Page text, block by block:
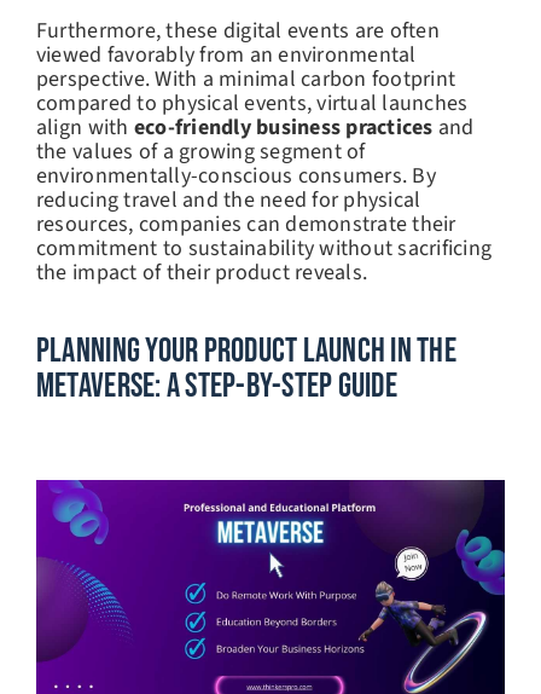
Furthermore, these digital events are often
viewed favorably from an environmental
perspective. With a minimal carbon footprint
compared to physical events, virtual launches
align with eco-friendly business practices and
the values of a growing segment of
environmentally-conscious consumers. By
reducing travel and the need for physical
resources, companies can demonstrate their
commitment to sustainability without sacrificing
the impact of their product reveals.
Planning Your Product Launch In The
Metaverse: A Step-By-Step Guide